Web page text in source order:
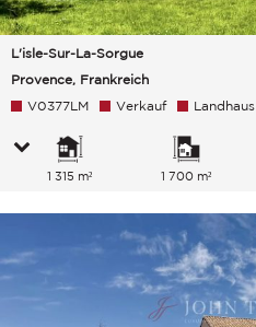
L'isle-Sur-La-Sorgue
Provence, Frankreich
V0377LM Verkauf Landhaus
1 315 m² 1 700 m²